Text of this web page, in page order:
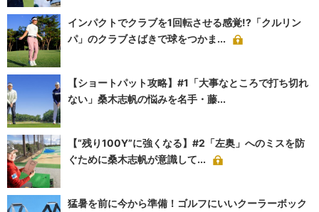
インパクトでクラブを1回転させる感覚!?「クルリン
パ」のクラブさばきで球をつかま...
【ショートパット攻略】#1「大事なところで打ち切れ
ない」桑木志帆の悩みを名手・藤...
【“残り100Y”に強くなる】#2「左奥」へのミスを防
ぐために桑木志帆が意識して...
猛暑を前に今から準備！ゴルフにいいクーラーボック